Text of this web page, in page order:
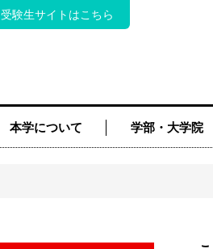
受験生サイトはこちら
本学について 学部・大学院